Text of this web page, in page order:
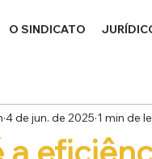
O SINDICATO
4 de jun. de 2025 1 min de